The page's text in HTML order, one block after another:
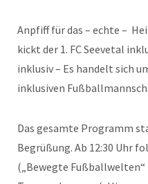
Anpfiff für das – echte –
kickt der 1. FC Seevetal
inklusiv – Es handelt sich
inklusiven
Das gesamte Programm
Begrüßung. Ab 12:30 Uhr
(„Bewegte Fußballwelten“